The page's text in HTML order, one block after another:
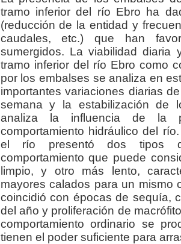
tramo inferior del río Ebro ha
(reducción de la entidad y
caudales, etc.) que han
sumergidos. La viabilidad
tramo inferior del río Ebro como
por los embalses se analiza en
importantes variaciones diarias
semana y la estabilización de
analiza la influencia de la
comportamiento hidráulico del
el río presentó dos tipos
comportamiento que puede
limpio, y otro más lento,
mayores calados para un mismo
coincidió con épocas de sequía,
del año y proliferación de
comportamiento ordinario se
tienen el poder suficiente para